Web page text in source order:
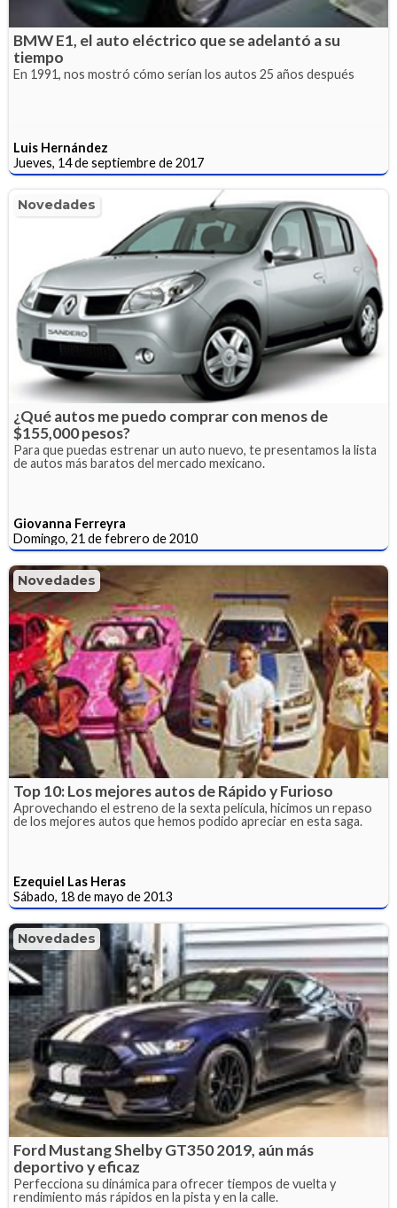
BMW E1, el auto eléctrico que se adelantó a su
tiempo
En 1991, nos mostró cómo serían los autos 25 años después
Luis Hernández
Jueves, 14 de septiembre de 2017
Novedades
¿Qué autos me puedo comprar con menos de
$155,000 pesos?
Para que puedas estrenar un auto nuevo, te presentamos la lista
de autos más baratos del mercado mexicano.
Giovanna Ferreyra
Domingo, 21 de febrero de 2010
Novedades
Top 10: Los mejores autos de Rápido y Furioso
Aprovechando el estreno de la sexta película, hicimos un repaso
de los mejores autos que hemos podido apreciar en esta saga.
Ezequiel Las Heras
Sábado, 18 de mayo de 2013
Novedades
Ford Mustang Shelby GT350 2019, aún más
deportivo y eficaz
Perfecciona su dinámica para ofrecer tiempos de vuelta y
rendimiento más rápidos en la pista y en la calle.